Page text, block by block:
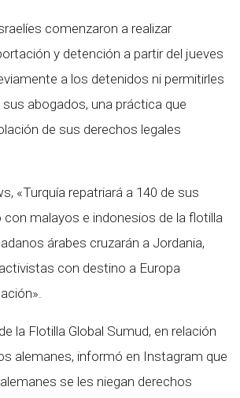
comenzaron a realizar
y detención a partir del jueves
a los detenidos ni permitirles
abogados, una práctica que
de sus derechos legales
«Turquía repatriará a 140 de sus
con malayos e indonesios de la flotilla
árabes cruzarán a Jordania,
con destino a Europa
la Flotilla Global Sumud, en relación
alemanes, informó en Instagram que
se les niegan derechos